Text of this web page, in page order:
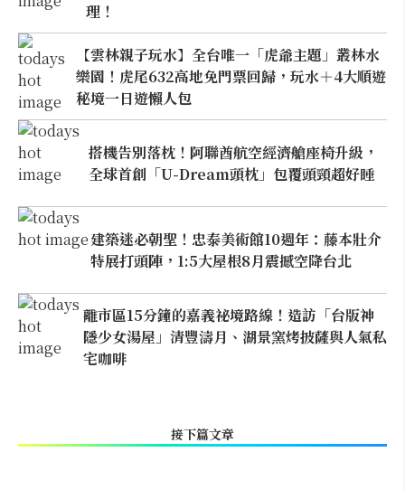
理！
【雲林親子玩水】全台唯一「虎爺主題」叢林水
樂園！虎尾632高地免門票回歸，玩水＋4大順遊
秘境一日遊懶人包
搭機告別落枕！阿聯酋航空經濟艙座椅升級，
全球首創「U-Dream頭枕」包覆頭頸超好睡
建築迷必朝聖！忠泰美術館10週年：藤本壯介
特展打頭陣，1:5大屋根8月震撼空降台北
離市區15分鐘的嘉義祕境路線！造訪「台版神
隱少女湯屋」清豐濤月、湖景窯烤披薩與人氣私
宅咖啡
接下篇文章